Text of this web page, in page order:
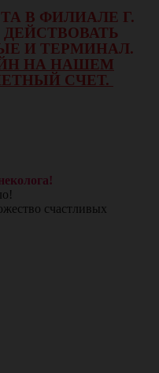
В ФИЛИАЛЕ Г.
И ТЕРМИНАЛ.
НА НАШЕМ
СЧЕТ.
счастливых